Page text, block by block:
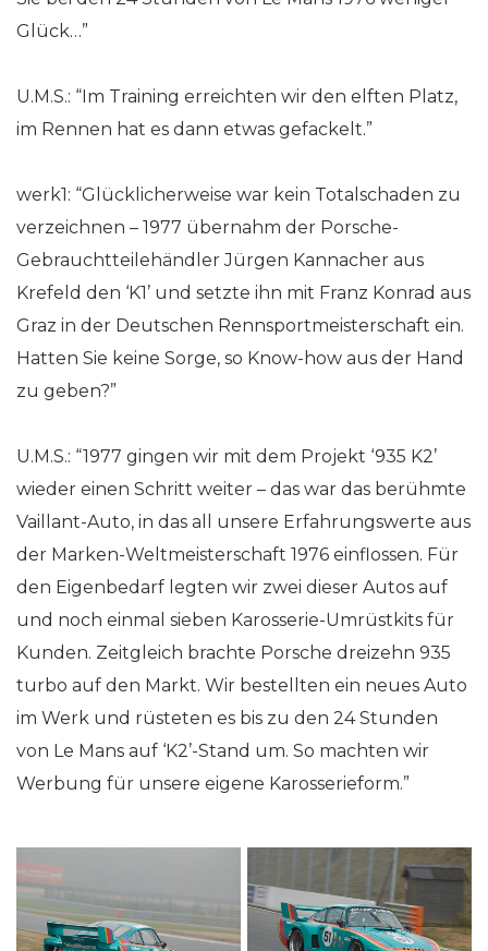
Glück…”
U.M.S.: “Im Training erreichten wir den elften Platz,
im Rennen hat es dann etwas gefackelt.”
werk1: “Glücklicherweise war kein Totalschaden zu
verzeichnen – 1977 übernahm der Porsche-
Gebrauchtteilehändler Jürgen Kannacher aus
Krefeld den ‘K1’ und setzte ihn mit Franz Konrad aus
Graz in der Deutschen Rennsportmeisterschaft ein.
Hatten Sie keine Sorge, so Know-how aus der Hand
zu geben?”
U.M.S.: “1977 gingen wir mit dem Projekt ‘935 K2’
wieder einen Schritt weiter – das war das berühmte
Vaillant-Auto, in das all unsere Erfahrungswerte aus
der Marken-Weltmeisterschaft 1976 einflossen. Für
den Eigenbedarf legten wir zwei dieser Autos auf
und noch einmal sieben Karosserie-Umrüstkits für
Kunden. Zeitgleich brachte Porsche dreizehn 935
turbo auf den Markt. Wir bestellten ein neues Auto
im Werk und rüsteten es bis zu den 24 Stunden
von Le Mans auf ‘K2’-Stand um. So machten wir
Werbung für unsere eigene Karosserieform.”